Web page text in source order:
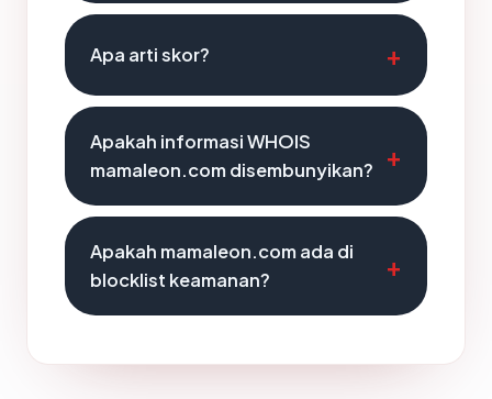
Apa arti skor?
Apakah informasi WHOIS
mamaleon.com disembunyikan?
Apakah mamaleon.com ada di
blocklist keamanan?